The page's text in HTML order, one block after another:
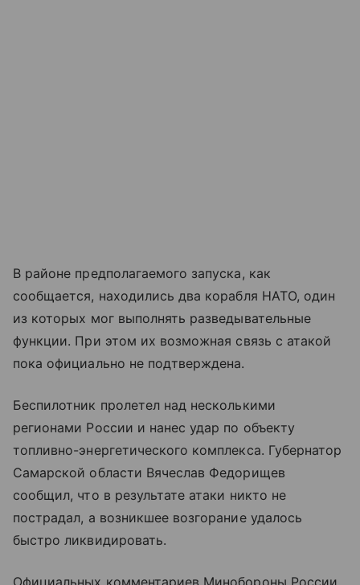
В районе предполагаемого запуска, как
сообщается, находились два корабля НАТО, один
из которых мог выполнять разведывательные
функции. При этом их возможная связь с атакой
пока официально не подтверждена.
Беспилотник пролетел над несколькими
регионами России и нанес удар по объекту
топливно-энергетического комплекса. Губернатор
Самарской области Вячеслав Федорищев
сообщил, что в результате атаки никто не
пострадал, а возникшее возгорание удалось
быстро ликвидировать.
Официальных комментариев Минобороны России